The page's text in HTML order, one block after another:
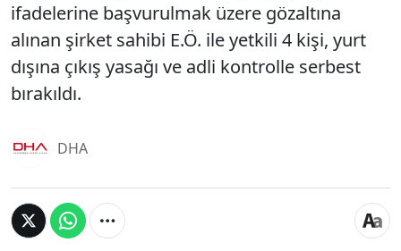
ifadelerine başvurulmak üzere gözaltına
alınan şirket sahibi E.Ö. ile yetkili 4 kişi, yurt
dışına çıkış yasağı ve adli kontrolle serbest
bırakıldı.
DHA